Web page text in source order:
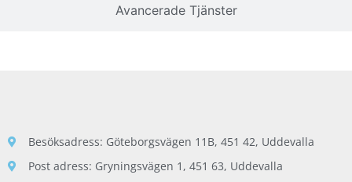
Avancerade Tjänster
Besöksadress: Göteborgsvägen 11B, 451 42, Uddevalla
Post adress: Gryningsvägen 1, 451 63, Uddevalla